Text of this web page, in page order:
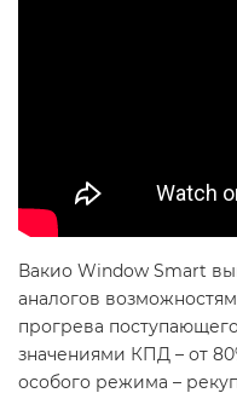
Вакио Window Smart
аналогов
прогрева
значениями КПД – от
особого режима –